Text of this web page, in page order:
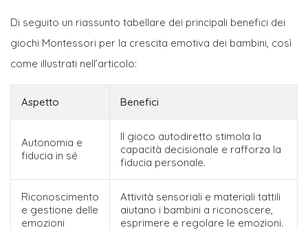
Di seguito un riassunto tabellare dei principali benefici dei
giochi Montessori per la crescita emotiva dei bambini, così
come illustrati nell’articolo:
Aspetto Benefici
Autonomia e
fiducia in sé
Il gioco autodiretto stimola la
capacità decisionale e rafforza la
fiducia personale.
Riconoscimento
e gestione delle
emozioni
Attività sensoriali e materiali tattili
aiutano i bambini a riconoscere,
esprimere e regolare le emozioni.